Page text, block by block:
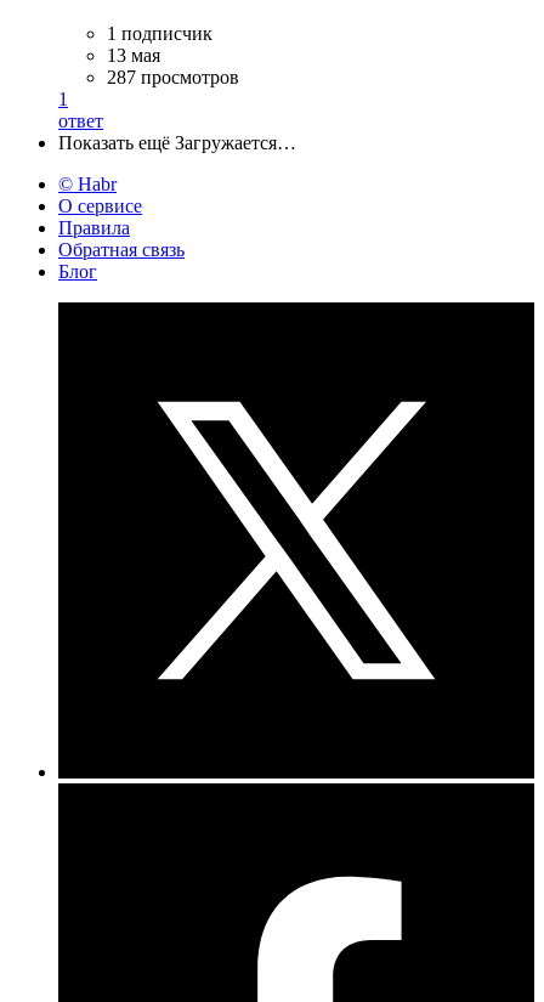
1 подписчик
13 мая
287 просмотров
1
ответ
Показать ещё Загружается…
© Habr
О сервисе
Правила
Обратная связь
Блог